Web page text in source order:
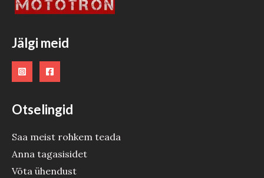
Jälgi meid
Otselingid
Saa meist rohkem teada
Anna tagasisidet
Võta ühendust